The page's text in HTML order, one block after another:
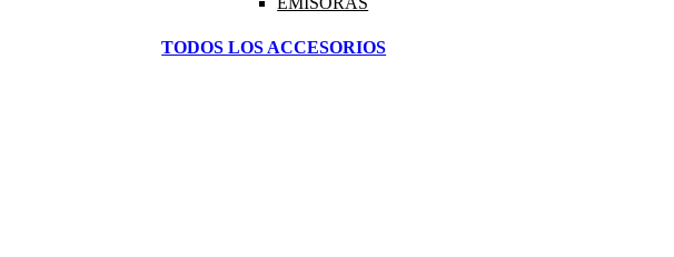
TODOS LOS ACCESORIOS